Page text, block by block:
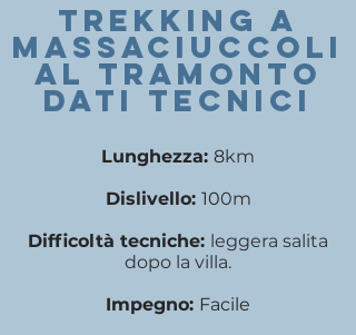
TREKKING a
mASSACIUCCOLI
al tramonto
DATI TECNICI
Lunghezza: 8km
Dislivello: 100m
Difficoltà tecniche: leggera salita
dopo la villa.
Impegno: Facile